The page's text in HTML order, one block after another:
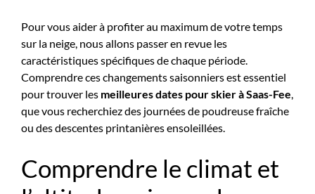
Pour vous aider à profiter au maximum de votre temps
sur la neige, nous allons passer en revue les
caractéristiques spécifiques de chaque période.
Comprendre ces changements saisonniers est essentiel
pour trouver les meilleures dates pour skier à Saas-Fee
que vous recherchiez des journées de poudreuse fraîche
ou des descentes printanières ensoleillées.
Comprendre le climat et